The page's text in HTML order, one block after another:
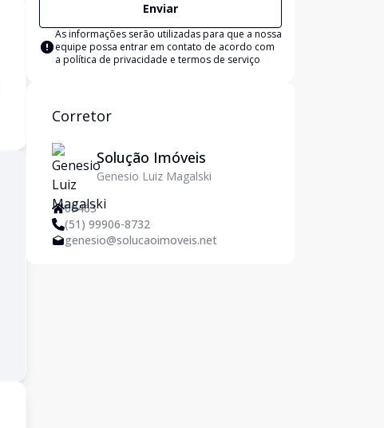
Enviar
As informações serão utilizadas para que a nossa
equipe possa entrar em contato de acordo com
a política de privacidade e termos de serviço
Corretor
Solução Imóveis
Genesio Luiz Magalski
69463
(51) 99906-8732
genesio@solucaoimoveis.net